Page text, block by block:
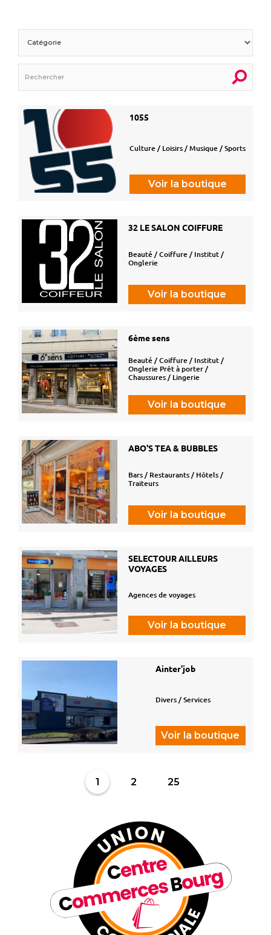
1055
Culture / Loisirs / Musique / Sports
Voir la boutique
32 LE SALON COIFFURE
Beauté / Coiffure / Institut /
Onglerie
Voir la boutique
6ème sens
Beauté / Coiffure / Institut /
Onglerie Prêt à porter /
Chaussures / Lingerie
Voir la boutique
ABO'S TEA & BUBBLES
Bars / Restaurants / Hôtels /
Traiteurs
Voir la boutique
SELECTOUR AILLEURS
VOYAGES
Agences de voyages
Voir la boutique
Ainter'job
Divers / Services
Voir la boutique
1 2 25